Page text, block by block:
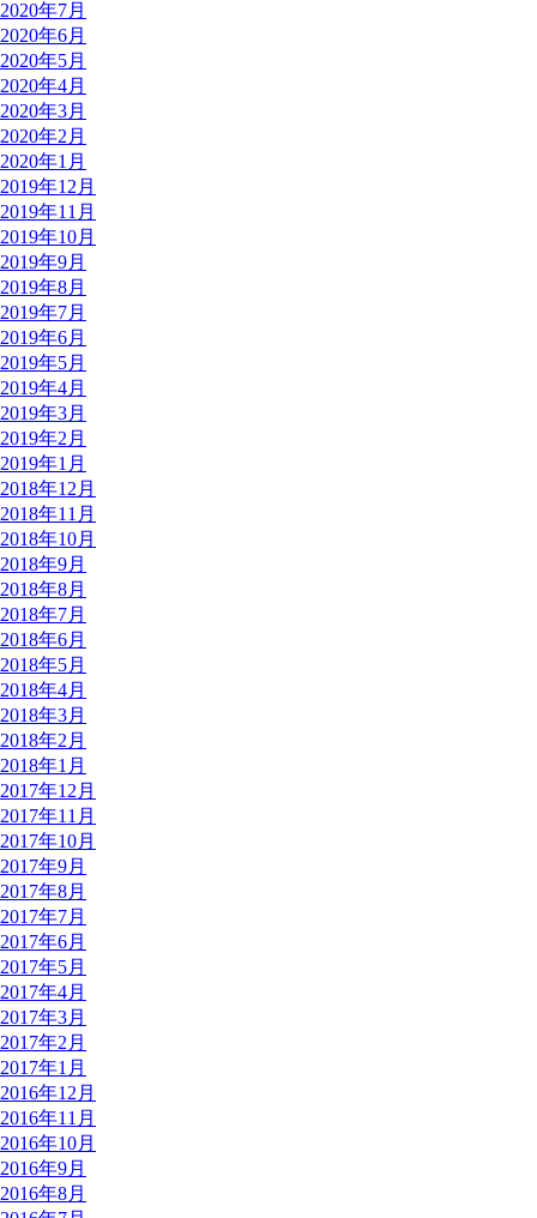
2020年7月
2020年6月
2020年5月
2020年4月
2020年3月
2020年2月
2020年1月
2019年12月
2019年11月
2019年10月
2019年9月
2019年8月
2019年7月
2019年6月
2019年5月
2019年4月
2019年3月
2019年2月
2019年1月
2018年12月
2018年11月
2018年10月
2018年9月
2018年8月
2018年7月
2018年6月
2018年5月
2018年4月
2018年3月
2018年2月
2018年1月
2017年12月
2017年11月
2017年10月
2017年9月
2017年8月
2017年7月
2017年6月
2017年5月
2017年4月
2017年3月
2017年2月
2017年1月
2016年12月
2016年11月
2016年10月
2016年9月
2016年8月